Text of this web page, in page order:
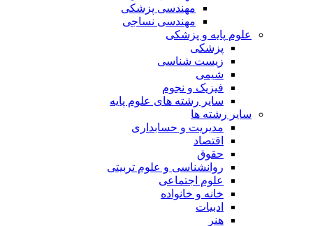
مهندسی پزشکی
مهندسی نساجی
علوم پایه و پزشکی
پزشکی
زیست شناسی
شیمی
فیزیک و نجوم
سایر رشته های علوم پایه
سایر رشته ها
مدیریت و حسابداری
اقتصاد
حقوق
روانشناسی و علوم تربیتی
علوم اجتماعی
خانه و خانواده
ادبیات
هنر